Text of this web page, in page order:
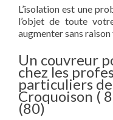
L’isolation est une
l’objet de toute
augmenter sans
Un couvreur
chez les
particuliers
Croquoison (
(80)